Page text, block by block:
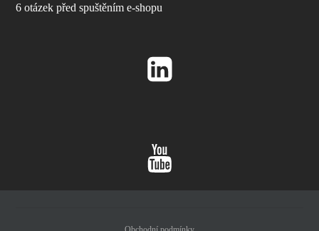
6 otázek před spuštěním e-shopu